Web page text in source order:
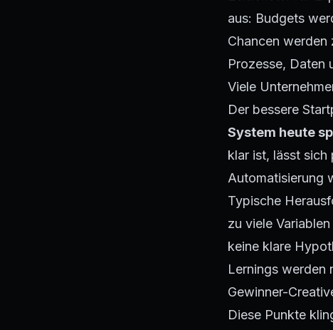
aus: Budgets
Chancen werden
Prozesse, Daten
Viele
Der bessere
System heute
klar ist, lässt sich
Automatisierung
Typische
zu viele
keine klare
Lernings werden
Gewinner-
Diese Punkte